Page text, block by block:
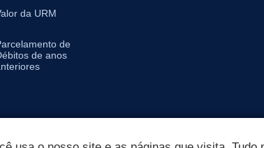
da URM
de
de anos